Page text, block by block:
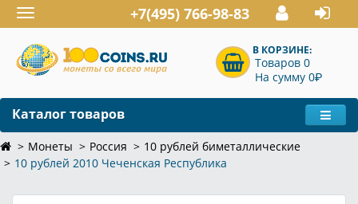
Toggle
navigation
+7(495) 766-98-83
В КОРЗИНЕ:
Товаров 0
На сумму 0P
Каталог товаров
Монеты Россия
10 рублей биметаллические
10 рублей 2010 Чеченская Республика